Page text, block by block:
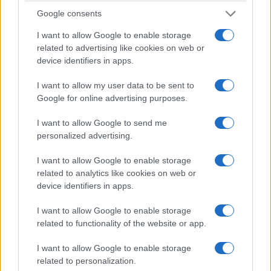
Google consents
I want to allow Google to enable storage
related to advertising like cookies on web or
device identifiers in apps.
I want to allow my user data to be sent to
Google for online advertising purposes.
I want to allow Google to send me
personalized advertising.
I want to allow Google to enable storage
related to analytics like cookies on web or
device identifiers in apps.
I want to allow Google to enable storage
related to functionality of the website or app.
I want to allow Google to enable storage
related to personalization.
aldea y es una organización benéfica digna de
apoyo, aunque no sea sólo por los animales. La
posibilidad de ver orangutanes en libertad es el
principal atractivo, pero la aldea también es una
parada que merece la pena. Se ha construido de
forma sostenible teniendo en cuenta el entorno.
Bukit Lawanges un destino popular para
realizar excursiones guiadas por la selva, ya que
es la puerta de entrada alParque Nacional de
Gunung Leuser. Aquí se pueden avistar los
monosThomas Leafcon sus inusuales cortes de
pelo, caminar sobre las huellas de tigres y
elefantes, y explorar a pie con paseos por la